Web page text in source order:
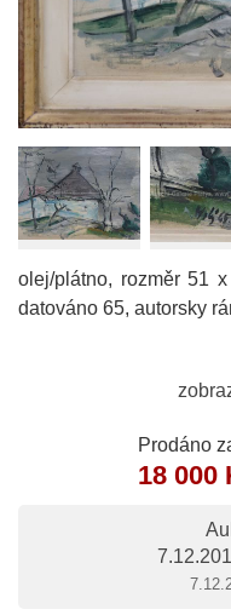
olej/plátno, rozměr 51
datováno 65, autorsky
Prodáno
18 000